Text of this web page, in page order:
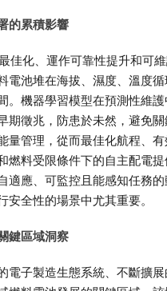
的累積影響
佳化、運作可靠性提升和可
電池堆在海拔、濕度、溫度
。機器學習模型在預測性維
期徵兆，防患於未然，避免
量管理，從而最佳化航程、
燃料受限條件下的自主配電
適應、可監控且能感知任務
安全性的場景中尤其重要。
鍵區域洞察
電子製造生態系統、不斷擴